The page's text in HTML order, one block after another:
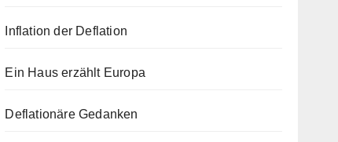
Inflation der Deflation
Ein Haus erzählt Europa
Deflationäre Gedanken